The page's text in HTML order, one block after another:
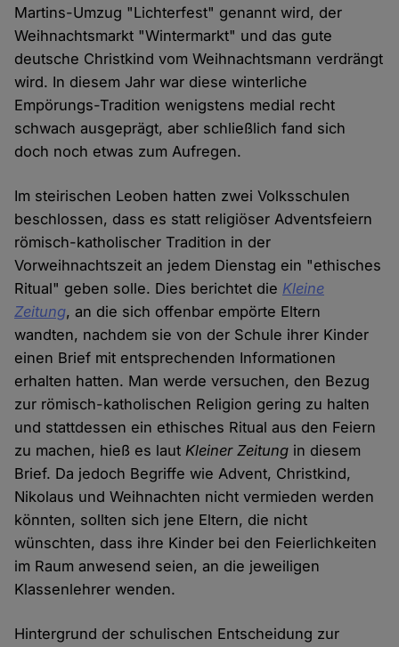
Martins-Umzug "Lichterfest" genannt wird, der
Weihnachtsmarkt "Wintermarkt" und das gute
deutsche Christkind vom Weihnachtsmann verdrängt
wird. In diesem Jahr war diese winterliche
Empörungs-Tradition wenigstens medial recht
schwach ausgeprägt, aber schließlich fand sich
doch noch etwas zum Aufregen.
Im steirischen Leoben hatten zwei Volksschulen
beschlossen, dass es statt religiöser Adventsfeiern
römisch-katholischer Tradition in der
Vorweihnachtszeit an jedem Dienstag ein "ethisches
Ritual" geben solle. Dies berichtet die Kleine
Zeitung, an die sich offenbar empörte Eltern
wandten, nachdem sie von der Schule ihrer Kinder
einen Brief mit entsprechenden Informationen
erhalten hatten. Man werde versuchen, den Bezug
zur römisch-katholischen Religion gering zu halten
und stattdessen ein ethisches Ritual aus den Feiern
zu machen, hieß es lautKleiner Zeitung in diesem
Brief. Da jedoch Begriffe wie Advent, Christkind,
Nikolaus und Weihnachten nicht vermieden werden
könnten, sollten sich jene Eltern, die nicht
wünschten, dass ihre Kinder bei den Feierlichkeiten
im Raum anwesend seien, an die jeweiligen
Klassenlehrer wenden.
Hintergrund der schulischen Entscheidung zur